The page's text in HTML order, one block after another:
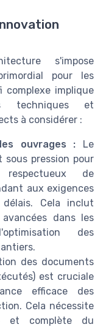
s'impose
pour les
complexe implique
techniques et
à considérer :
ouvrages : Le
pression pour
de
aux exigences
Cela inclut
dans les
des
des documents
est cruciale
efficace des
Cela nécessite
et complète du